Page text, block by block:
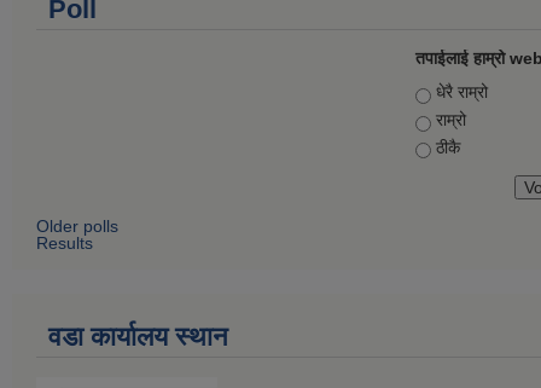
Poll
तपाईलाई हाम्रो
Choices
धेरै राम्रो
राम्रो
ठीकै
Older polls
Results
वडा कार्यालय स्थान